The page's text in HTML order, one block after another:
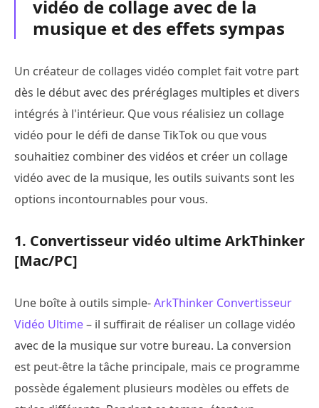
vidéo de collage avec de la
musique et des effets sympas
Un créateur de collages vidéo complet fait votre part
dès le début avec des préréglages multiples et divers
intégrés à l'intérieur. Que vous réalisiez un collage
vidéo pour le défi de danse TikTok ou que vous
souhaitiez combiner des vidéos et créer un collage
vidéo avec de la musique, les outils suivants sont les
options incontournables pour vous.
1. Convertisseur vidéo ultime ArkThinker
[Mac/PC]
Une boîte à outils simple-ArkThinker Convertisseur
Vidéo Ultime– il suffirait de réaliser un collage vidéo
avec de la musique sur votre bureau. La conversion
est peut-être la tâche principale, mais ce programme
possède également plusieurs modèles ou effets de